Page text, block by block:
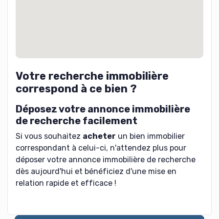
Votre recherche immobilière
correspond à ce bien ?
Déposez votre annonce immobilière
de recherche facilement
Si vous souhaitez acheter un bien immobilier
correspondant à celui-ci, n'attendez plus pour
déposer votre annonce immobilière de recherche
dès aujourd'hui et bénéficiez d'une mise en
relation rapide et efficace !